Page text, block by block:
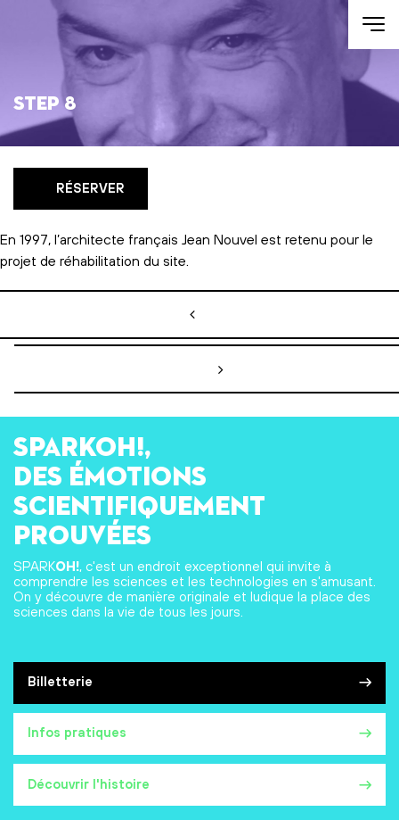
Aller au contenu
Step 8
RÉSERVER
En 1997, l’architecte français Jean Nouvel est retenu pour le
projet de réhabilitation du site.
Navigation de l’article
Billetterie
Infos pratiques
Découvrir l'histoire
SPARKOH!,
des émotions
scientifiquement
prouvées
SPARKOH!, c'est un endroit exceptionnel qui invite à
comprendre les sciences et les technologies en s'amusant.
On y découvre de manière originale et ludique la place des
sciences dans la vie de tous les jours.